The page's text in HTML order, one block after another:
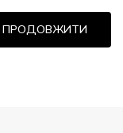
ПРОДОВЖИТИ